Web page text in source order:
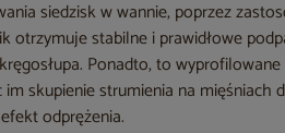
siedzisk w wannie, poprzez
otrzymuje stabilne i prawidłowe
Ponadto, to
skupienie strumienia na mięśniach
odprężenia.